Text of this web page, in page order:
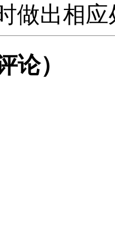
做出相
论）